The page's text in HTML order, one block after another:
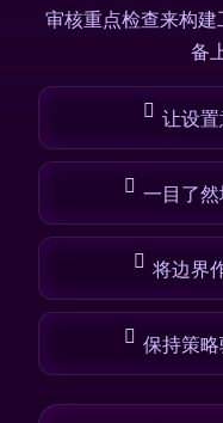
审核重点检查来构
备
让设
一目了
将边界
保持策